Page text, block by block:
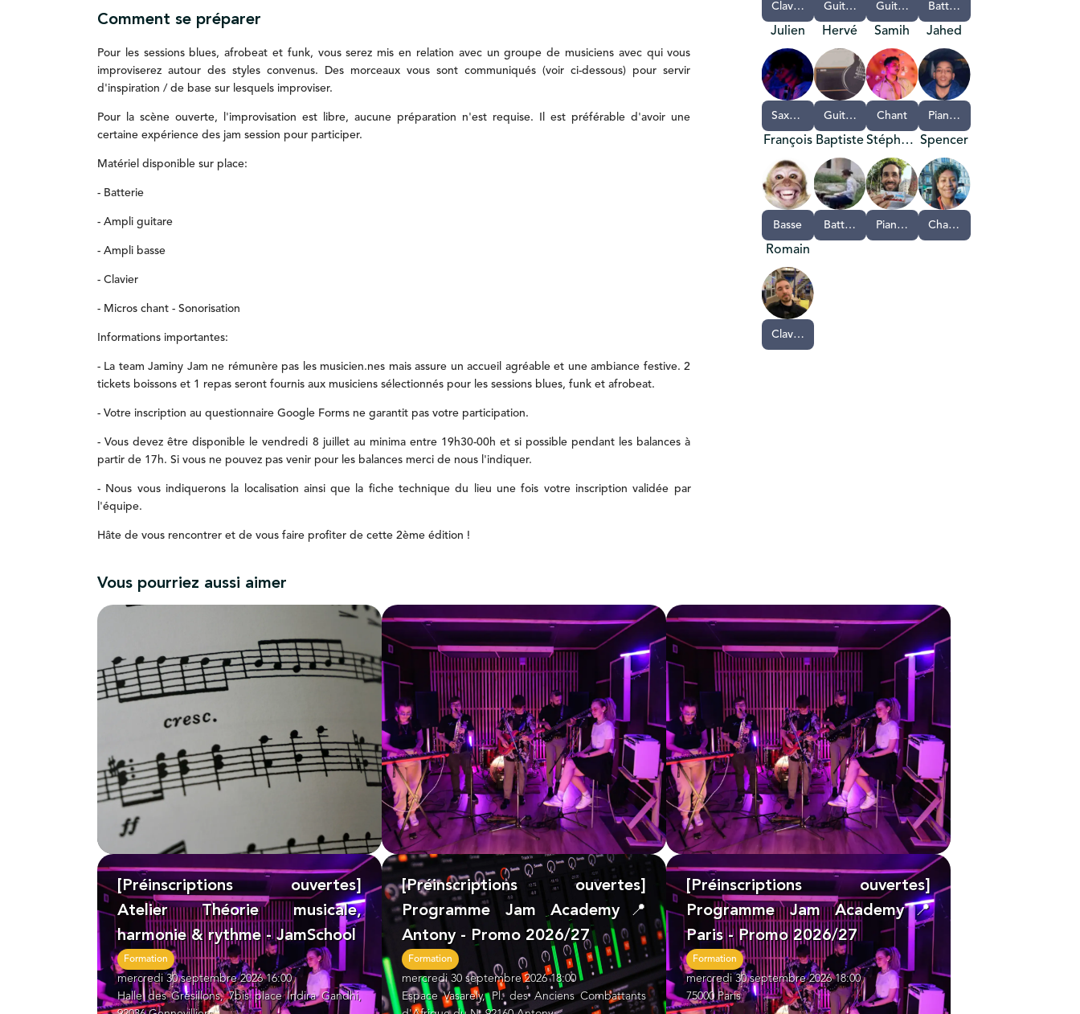
Comment se préparer
Pour les sessions blues,afrobeatet funk, vousserez misen relation avec ungroupede musiciens avec quivous
improviserez autourdesstylesconvenus. Des morceauxvoussontcommuniqués(voirci-dessous) pourservir
d'inspiration / de base sur lesquels improviser.
Pour lascèneouverte, l'improvisationest libre,aucune préparation n'est requise. Ilest préférabled'avoir une
certaine expérience des jam session pour participer.
Matériel disponible sur place:
- Batterie
- Ampli guitare
- Ampli basse
- Clavier
- Micros chant - Sonorisation
Informations importantes:
- La teamJaminy Jam ne rémunère pas les musicien.nes maisassure unaccueil agréableet uneambiance festive.2
tickets boissons et 1 repas seront fournis aux musiciens sélectionnés pour les sessions blues, funk et afrobeat.
- Votre inscription au questionnaire Google Forms ne garantit pas votre participation.
-Vousdevezêtredisponible levendredi 8 juillet au minima entre 19h30-00h etsi possible pendant les balancesà
partir de 17h. Si vous ne pouvez pas venir pour les balances merci de nous l'indiquer.
- Nous vous indiquerons la localisation ainsique la fichetechniquedu lieu unefois votre inscriptionvalidée par
l'équipe.
Hâte de vous rencontrer et de vous faire profiter de cette 2ème édition !
Clavier,Guitare,Basse,Batterie,Piano,Percussions,Saxophone,Trompette,Trombone,Violon,Contrebasse,Autre instrument à cordes,Autre instrument à vent Guitare,Basse Guitare Batterie
Julien
Saxophone
Hervé
Guitare
Samih
Chant
Jahed
Piano,Chant,Batterie,Flûte,Violon,DJ
François
Basse
Baptiste
Batterie,Percussions,Guitare
Stéphane
Piano,Basse,Percussions
Spencer
Chant,Guitare,Basse,Batterie,Percussions
Romain
Clavier
Vous pourriez aussi aimer
[Préinscriptions ouvertes]
Atelier Théorie musicale,
harmonie & rythme - JamSchool
Formation
mercredi 30 septembre 2026 16:00
Halle des Grésillons, 7bis place Indira Gandhi,
[Préinscriptions ouvertes]
Programme Jam Academy📍
Antony - Promo 2026/27
Formation
mercredi 30 septembre 2026 18:00
Espace Vasarely, Pl. des Anciens Combattants
[Préinscriptions ouvertes]
Programme Jam Academy📍
Paris - Promo 2026/27
Formation
mercredi 30 septembre 2026 18:00
75000 Paris